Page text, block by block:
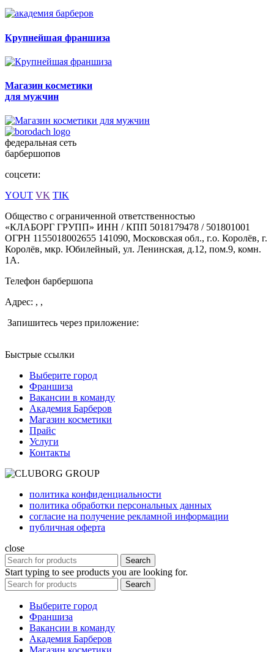
Крупнейшая франшиза
Магазин косметики
для мужчин
федеральная сеть
барбершопов
соцсети:
YOUT VK TIK
Общество с ограниченной ответственностью
«КЛАБОРГ ГРУПП» ИНН / КПП 5018179478 / 501801001
ОГРН 1155018002655 141090, Московская обл., г.о. Королёв, г.
Королёв, мкр. Юбилейный, ул. Ленинская, д.12, пом.9, комн.
1А.
Телефон барбершопа
Адрес: , ,
Запишитесь через приложение:
Быстрые ссылки
Выберите город
Франшиза
Вакансии в команду
Академия Барберов
Магазин косметики
Прайс
Услуги
Контакты
политика конфиденциальности
политика обработки персональных данных
согласие на получение рекламной информации
публичная оферта
close
Search
Start typing to see products you are looking for.
Search
Выберите город
Франшиза
Вакансии в команду
Академия Барберов